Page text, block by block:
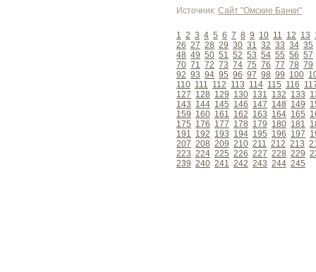
Источник: Сайт "Омские Банки"
1 2 3 4 5 6 7 8 9 10 11 12 13
26 27 28 29 30 31 32 33 34 35
48 49 50 51 52 53 54 55 56 57
70 71 72 73 74 75 76 77 78 79
92 93 94 95 96 97 98 99 100
110 111 112 113 114 115 116
127 128 129 130 131 132 133
143 144 145 146 147 148 149
159 160 161 162 163 164 165
175 176 177 178 179 180 181
191 192 193 194 195 196 197
207 208 209 210 211 212 213
223 224 225 226 227 228 229
239 240 241 242 243 244 245